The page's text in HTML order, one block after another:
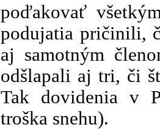
poďakovať
podujatia pričinili,
aj samotným
odšlapali aj tri, či
Tak dovidenia v
troška snehu).